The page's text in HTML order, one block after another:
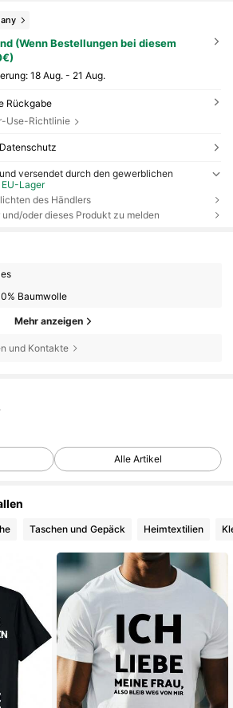
(Wenn Bestellungen bei diesem
18 Aug. - 21 Aug.
Rückgabe
Use-Richtlinie
versendet durch den gewerblichen
EU-Lager
des Händlers
oder dieses Produkt zu melden
Baumwolle
Mehr anzeigen
und Kontakte
Alle Artikel
Taschen und Gepäck Heimtextilien